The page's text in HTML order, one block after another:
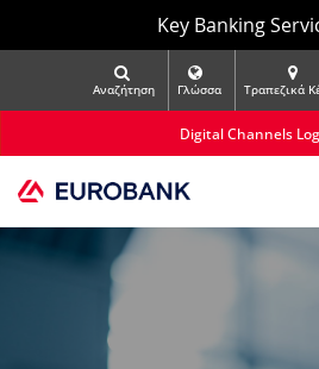
Key Banking
Αναζήτηση Γλώσσα Τραπεζικά
Digital Channels